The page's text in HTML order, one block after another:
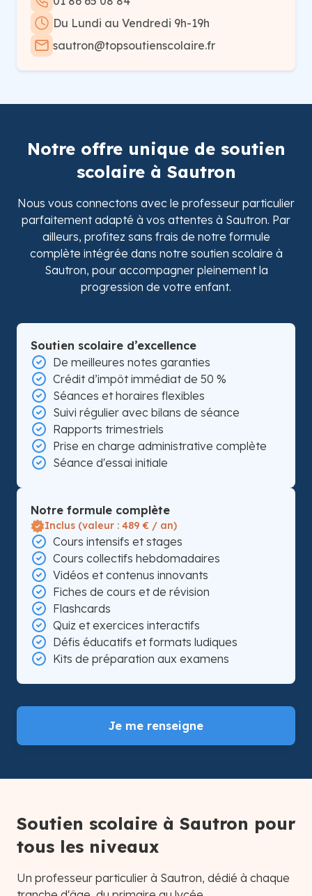
Du Lundi au Vendredi 9h-19h
sautron@topsoutienscolaire.fr
Notre offre unique de soutien
scolaire à Sautron
Nous vous connectons avec le professeur particulier
parfaitement adapté à vos attentes à Sautron. Par
ailleurs, profitez sans frais de notre formule
complète intégrée dans notre soutien scolaire à
Sautron, pour accompagner pleinement la
progression de votre enfant.
Soutien scolaire d’excellence
De meilleures notes garanties
Crédit d’impôt immédiat de 50 %
Séances et horaires flexibles
Suivi régulier avec bilans de séance
Rapports trimestriels
Prise en charge administrative complète
Séance d'essai initiale
Notre formule complète
Inclus (valeur : 489 € / an)
Cours intensifs et stages
Cours collectifs hebdomadaires
Vidéos et contenus innovants
Fiches de cours et de révision
Flashcards
Quiz et exercices interactifs
Défis éducatifs et formats ludiques
Kits de préparation aux examens
Je me renseigne
Soutien scolaire à Sautron pour
tous les niveaux
Un professeur particulier à Sautron, dédié à chaque